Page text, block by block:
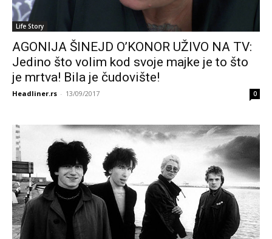
Life Story
AGONIJA ŠINEJD O’KONOR UŽIVO NA TV:
Jedino što volim kod svoje majke je to što
je mrtva! Bila je čudovište!
Headliner.rs - 13/09/2017 0